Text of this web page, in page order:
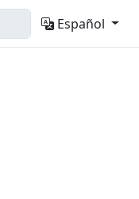
Español